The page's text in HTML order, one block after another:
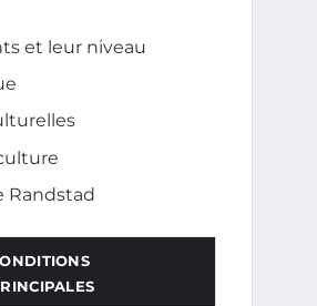
et leur niveau
Randstad